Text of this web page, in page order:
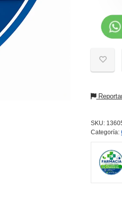
SKU:
Categoría: